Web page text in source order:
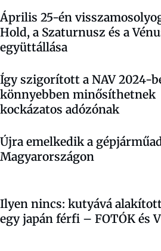
Április 25-én
Hold, a Szaturnusz és a
együttállása
Így szigorított a NAV 2024-
könnyebben minősíthetnek
kockázatos adózónak
Újra emelkedik a
Magyarországon
Ilyen nincs: kutyává
egy japán férfi – FOTÓK és